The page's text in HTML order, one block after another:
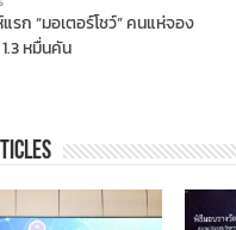
รก “มอเตอร์โชว์” คนแห่จอง
หมื่นคัน